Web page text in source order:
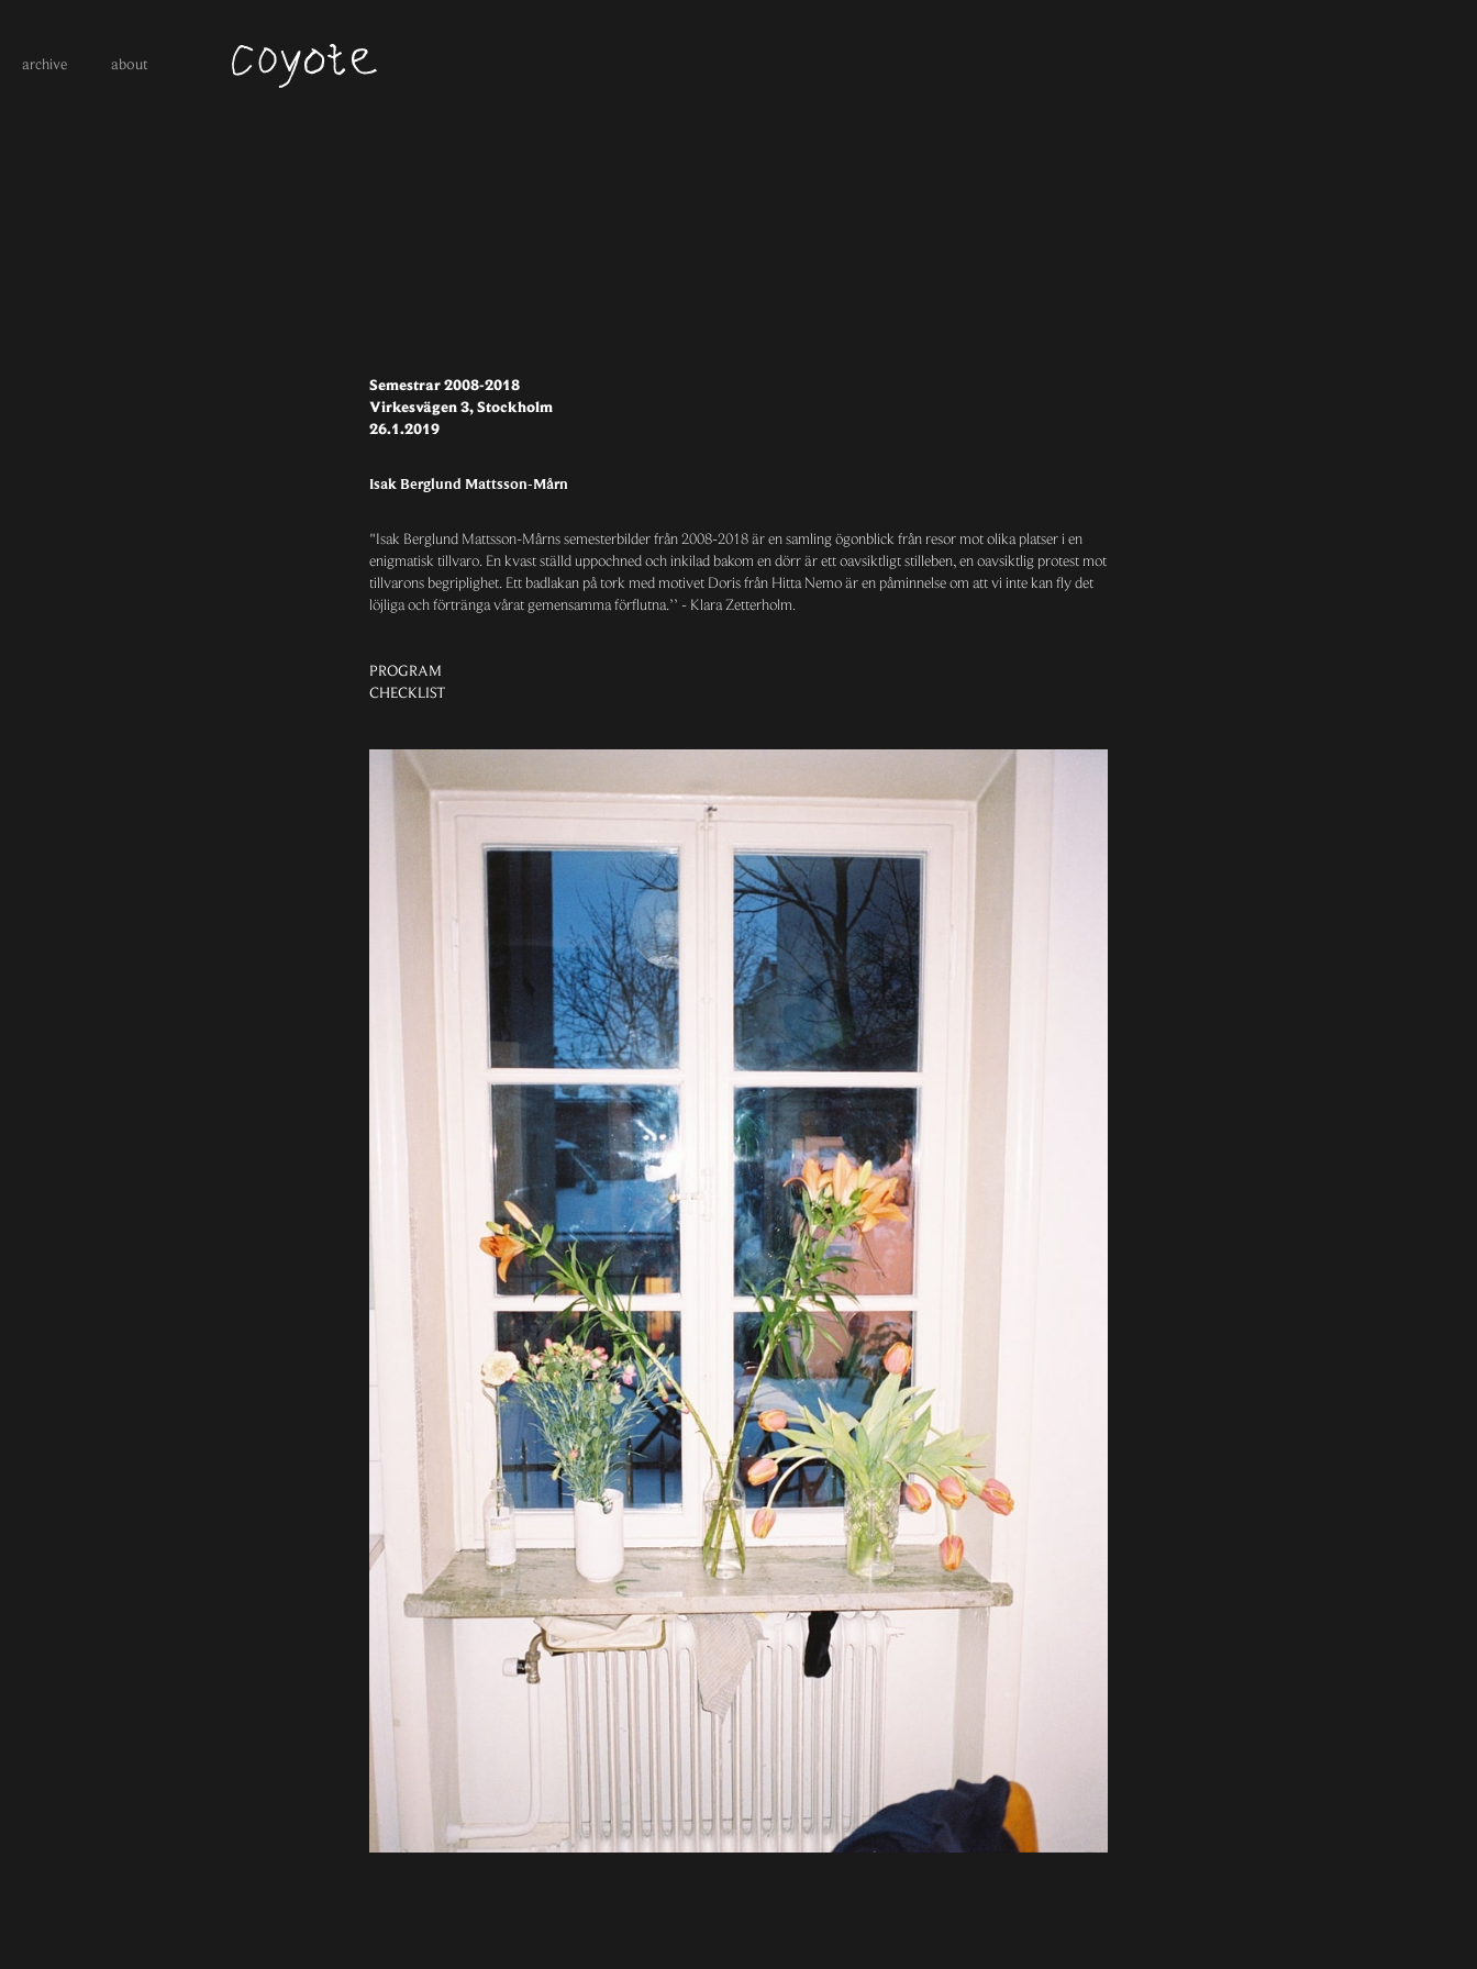
archive about
Semestrar 2008-2018
Virkesvägen 3, Stockholm
26.1.2019
Isak Berglund Mattsson-Mårn
"Isak Berglund Mattsson-Mårns semesterbilder från 2008-2018 är en samling ögonblick från resor mot olika platser i en
enigmatisk tillvaro. En kvast ställd uppochned och inkilad bakom en dörr är ett oavsiktligt stilleben, en oavsiktlig protest mot
tillvarons begriplighet. Ett badlakan på tork med motivet Doris från Hitta Nemo är en påminnelse om att vi inte kan fly det
löjliga och förtränga vårat gemensamma förflutna.’’ - Klara Zetterholm.
PROGRAM
CHECKLIST